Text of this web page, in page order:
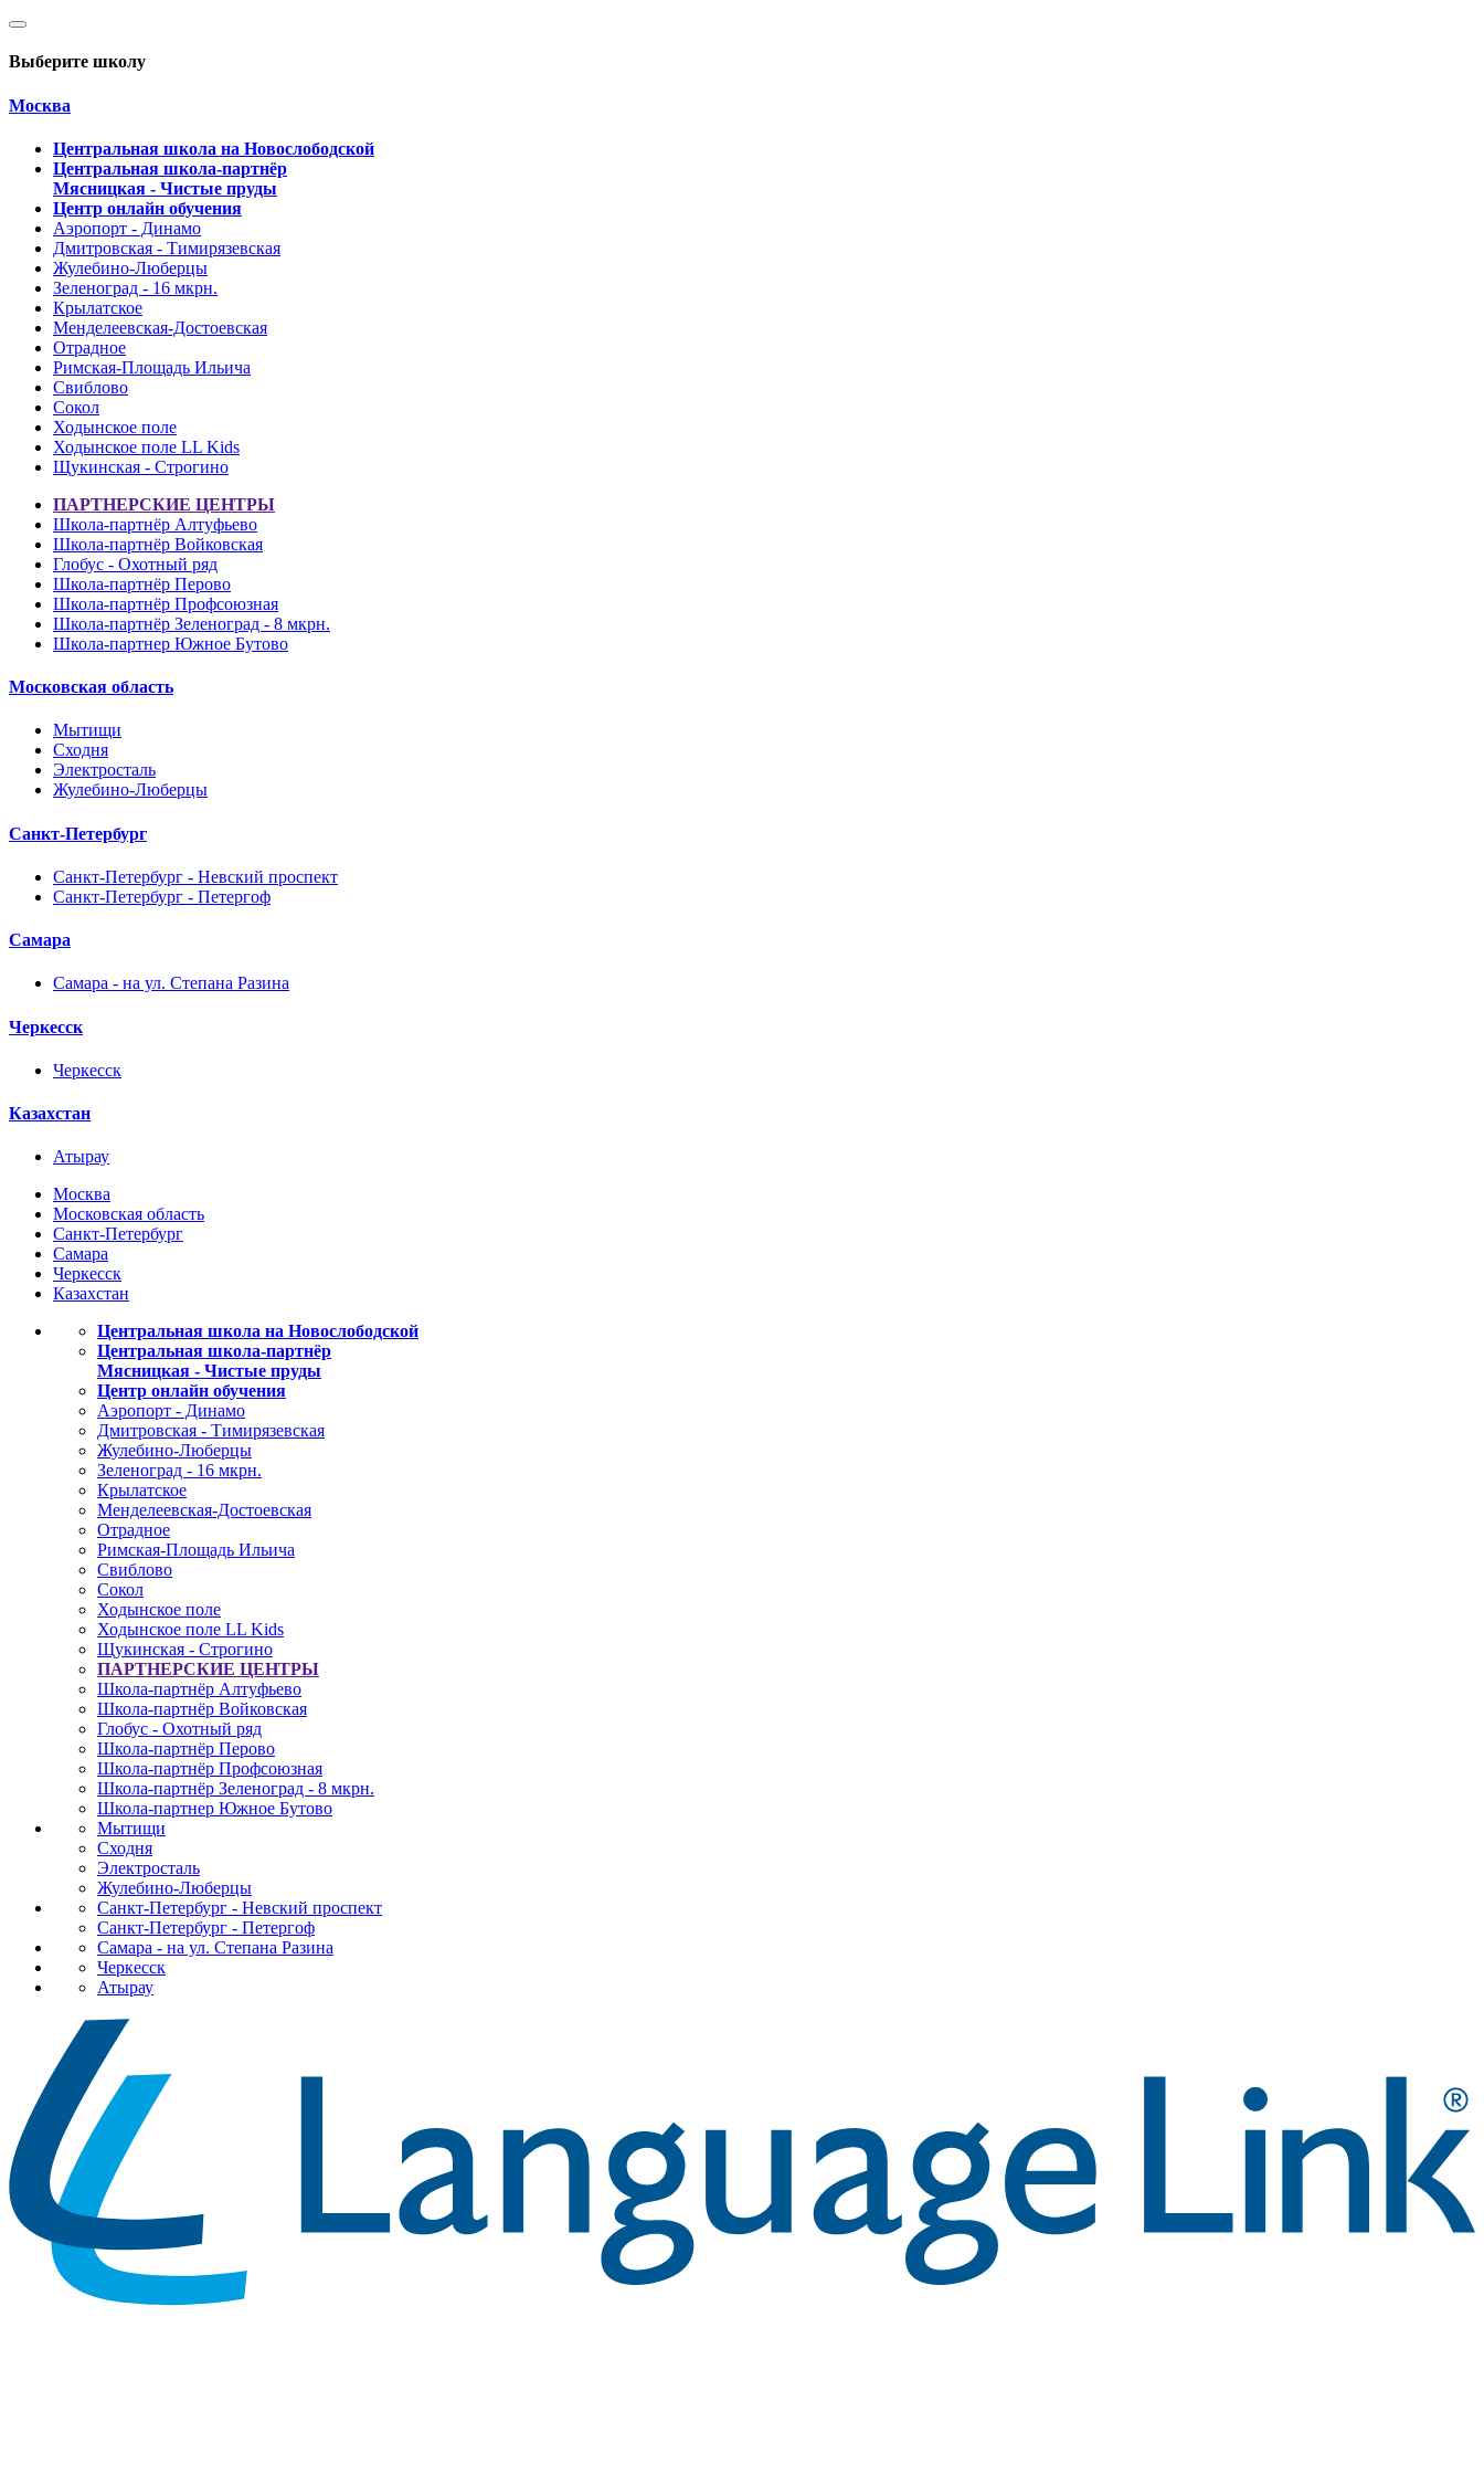
Выберите школу
Москва
Центральная школа на Новослободской
Центральная школа-партнёр
Мясницкая - Чистые пруды
Центр онлайн обучения
Аэропорт - Динамо
Дмитровская - Тимирязевская
Жулебино-Люберцы
Зеленоград - 16 мкрн.
Крылатское
Менделеевская-Достоевская
Отрадное
Римская-Площадь Ильича
Свиблово
Сокол
Ходынское поле
Ходынское поле LL Kids
Щукинская - Строгино
ПАРТНЕРСКИЕ ЦЕНТРЫ
Школа-партнёр Алтуфьево
Школа-партнёр Войковская
Глобус - Охотный ряд
Школа-партнёр Перово
Школа-партнёр Профсоюзная
Школа-партнёр Зеленоград - 8 мкрн.
Школа-партнер Южное Бутово
Московская область
Мытищи
Сходня
Электросталь
Жулебино-Люберцы
Санкт-Петербург
Санкт-Петербург - Невский проспект
Санкт-Петербург - Петергоф
Самара
Самара - на ул. Степана Разина
Черкесск
Черкесск
Казахстан
Атырау
Москва
Московская область
Санкт-Петербург
Самара
Черкесск
Казахстан
Центральная школа на Новослободской
Центральная школа-партнёр
Мясницкая - Чистые пруды
Центр онлайн обучения
Аэропорт - Динамо
Дмитровская - Тимирязевская
Жулебино-Люберцы
Зеленоград - 16 мкрн.
Крылатское
Менделеевская-Достоевская
Отрадное
Римская-Площадь Ильича
Свиблово
Сокол
Ходынское поле
Ходынское поле LL Kids
Щукинская - Строгино
ПАРТНЕРСКИЕ ЦЕНТРЫ
Школа-партнёр Алтуфьево
Школа-партнёр Войковская
Глобус - Охотный ряд
Школа-партнёр Перово
Школа-партнёр Профсоюзная
Школа-партнёр Зеленоград - 8 мкрн.
Школа-партнер Южное Бутово
Мытищи
Сходня
Электросталь
Жулебино-Люберцы
Санкт-Петербург - Невский проспект
Санкт-Петербург - Петергоф
Самара - на ул. Степана Разина
Черкесск
Атырау